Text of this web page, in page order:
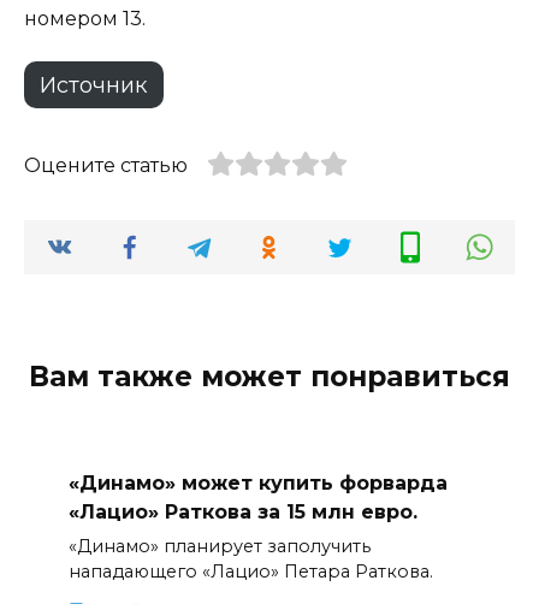
номером 13.
Источник
Оцените статью
Вам также может понравиться
«Динамо» может купить форварда
«Лацио» Раткова за 15 млн евро.
«Динамо» планирует заполучить
нападающего «Лацио» Петара Раткова.